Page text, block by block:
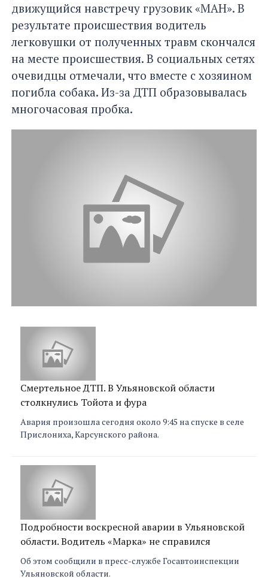
движущийся навстречу грузовик «МАН». В
результате происшествия водитель
легковушки от полученных травм скончался
на месте происшествия. В социальных сетях
очевидцы отмечали, что вместе с хозяином
погибла собака. Из-за ДТП образовывалась
многочасовая пробка.
Смертельное ДТП. В Ульяновской области
столкнулись Тойота и фура
Авария произошла сегодня около 9:45 на спуске в селе
Прислониха, Карсунского района.
Подробности воскресной аварии в Ульяновской
области. Водитель «Марка» не справился
Об этом сообщили в пресс-службе Госавтоинспекции
Ульяновской области.